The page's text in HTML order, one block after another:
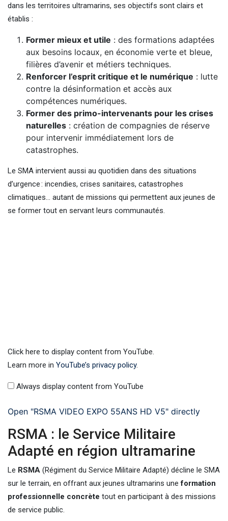
dans les territoires ultramarins, ses objectifs sont clairs et
établis :
Former mieux et utile : des formations adaptées
aux besoins locaux, en économie verte et bleue,
filières d’avenir et métiers techniques.
Renforcer l’esprit critique et le numérique : lutte
contre la désinformation et accès aux
compétences numériques.
Former des primo-intervenants pour les crises
naturelles : création de compagnies de réserve
pour intervenir immédiatement lors de
catastrophes.
Le SMA intervient aussi au quotidien dans des situations
d’urgence : incendies, crises sanitaires, catastrophes
climatiques… autant de missions qui permettent aux jeunes de
se former tout en servant leurs communautés.
Click here to display content from YouTube.
Learn more in YouTube’s privacy policy.
Always display content from YouTube
Open "RSMA VIDEO EXPO 55ANS HD V5" directly
RSMA : le Service Militaire
Adapté en région ultramarine
Le RSMA (Régiment du Service Militaire Adapté) décline le SMA
sur le terrain, en offrant aux jeunes ultramarins uneformation
professionnelle concrète tout en participant à des missions
de service public.